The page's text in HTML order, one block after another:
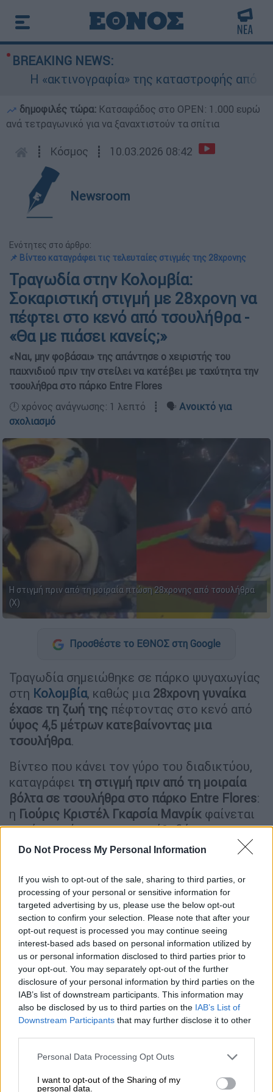
Do Not Process My Personal Information
If you wish to opt-out of the sale, sharing to third parties, or
processing of your personal or sensitive information for
targeted advertising by us, please use the below opt-out
section to confirm your selection. Please note that after your
opt-out request is processed you may continue seeing
interest-based ads based on personal information utilized by
us or personal information disclosed to third parties prior to
your opt-out. You may separately opt-out of the further
disclosure of your personal information by third parties on the
IAB’s list of downstream participants. This information may
also be disclosed by us to third parties on the IAB’s List of
Downstream Participants that may further disclose it to other
Please note that this website/app uses one or more Google
not limited to your visit or usage behaviour. You may click to
Personal Data Processing Opt Outs
I want to opt-out of the Sharing of my
personal data.
BREAKING NEWS:
Η «ακτινογραφία» της καταστροφής από τις
δημοφιλές τώρα: Κατσαφάδος στο OPEN: 1.000 ευρώ
ανά τετραγωνικό για να ξαναχτιστούν τα σπίτια
┋ Κόσμος ┋ 10.03.2026 08:42
Newsroom
Ενότητες στο άρθρο:
📌 Βίντεο καταγράφει τις τελευταίες στιγμές της 28χρονης
Τραγωδία στην Κολομβία:
Σοκαριστική στιγμή με 28χρονη να
πέφτει στο κενό από τσουλήθρα -
«Θα με πιάσει κανείς;»
«Ναι, μην φοβάσαι» της απάντησε ο χειριστής του
παιχνιδιού πριν την στείλει να κατέβει με ταχύτητα την
τσουλήθρα στο πάρκο Entre Flores
🕛 χρόνος ανάγνωσης: 1 λεπτό ┋ 🗣️ Ανοικτό για
σχολιασμό
Η στιγμή πριν από τη μοιραία πτώση 28χρονης από τσουλήθρα
(X)
Προσθέστε το ΕΘΝΟΣ στη Google
Τραγωδία σημειώθηκε σε πάρκο ψυγαχωγίας
στη Κολομβία, καθώς μια 28χρονη γυναίκα
έχασε τη ζωή της πέφτοντας στο κενό από
ύψος 4,5 μέτρων κατεβαίνοντας μια
τσουλήθρα.
Βίντεο που κάνει τον γύρο του διαδικτύου,
καταγράφει τη στιγμή πριν από τη μοιραία
βόλτα σε τσουλήθρα στο πάρκο Entre Flores:
η Γιούρις Κριστέλ Γκαρσία Μανρίκ φαίνεται
να είναι ανήσυχη για την κάθοδό της
ρωτώντας τους εργαζόμενους στο πάρκο
ΔΙΑΒΑΣΤΕ ΕΠΙΣΗΣ
Κόσμος 10.03.2026 07:40
Σεισμός 6 Ρίχτερ στη νότια Ιταλία -
Κοντά στη Νάπολη το επίκεντρο
Κόσμος|10.03.2026 08:04
«Θάνατος, φωτιά και οργή θα πέσουν
πάνω τους» - Απειλές Τραμπ προς το
Ιράν για τα Στενά του Ορμούζ